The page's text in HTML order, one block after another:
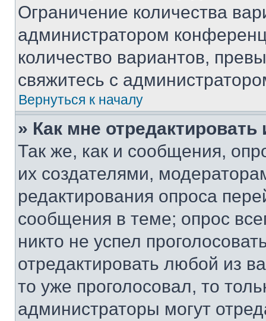
Ограничение количества
администратором
количество вариантов,
свяжитесь с
Вернуться к началу
» Как мне
Так же, как и сообщения,
их создателями,
редактирования опроса
сообщения в теме; опрос
никто не успел
отредактировать любой из
то уже проголосовал, то
администраторы могут